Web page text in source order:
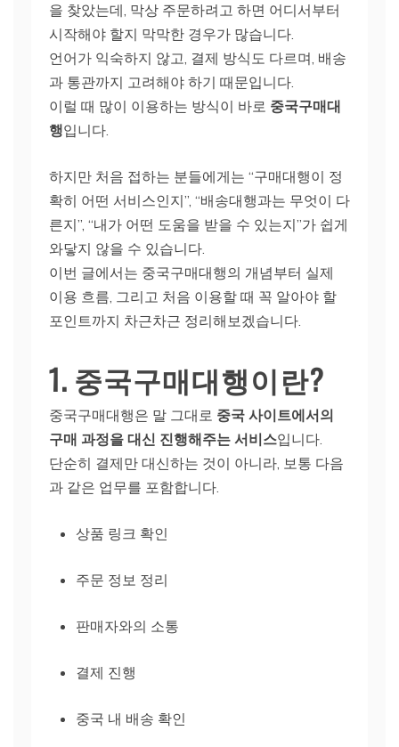
을 찾았는데, 막상 주문하려고 하면 어디서부터
시작해야 할지 막막한 경우가 많습니다.
언어가 익숙하지 않고, 결제 방식도 다르며, 배송
과 통관까지 고려해야 하기 때문입니다.
이럴 때 많이 이용하는 방식이 바로 중국구매대
행입니다.
하지만 처음 접하는 분들에게는 “구매대행이 정
확히 어떤 서비스인지”, “배송대행과는 무엇이 다
른지”, “내가 어떤 도움을 받을 수 있는지”가 쉽게
와닿지 않을 수 있습니다.
이번 글에서는 중국구매대행의 개념부터 실제
이용 흐름, 그리고 처음 이용할 때 꼭 알아야 할
포인트까지 차근차근 정리해보겠습니다.
1. 중국구매대행이란?
중국구매대행은 말 그대로 중국 사이트에서의
구매 과정을 대신 진행해주는 서비스입니다.
단순히 결제만 대신하는 것이 아니라, 보통 다음
과 같은 업무를 포함합니다.
상품 링크 확인
주문 정보 정리
판매자와의 소통
결제 진행
중국 내 배송 확인